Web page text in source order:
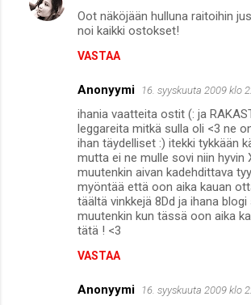
Oot näköjään hulluna raitoihin
noi kaikki ostokset!
VASTAA
Anonyymi 16. syyskuuta 2009 klo
ihania vaatteita ostit (: ja
leggareita mitkä sulla oli <3 ne
ihan täydelliset :) itekki tykkään
mutta ei ne mulle sovi niin hyvin
muutenkin aivan kadehdittava
myöntää että oon aika kauan
täältä vinkkejä 8Dd ja ihana blogi
muutenkin kun tässä oon aika
tätä ! <3
VASTAA
Anonyymi 16. syyskuuta 2009 klo